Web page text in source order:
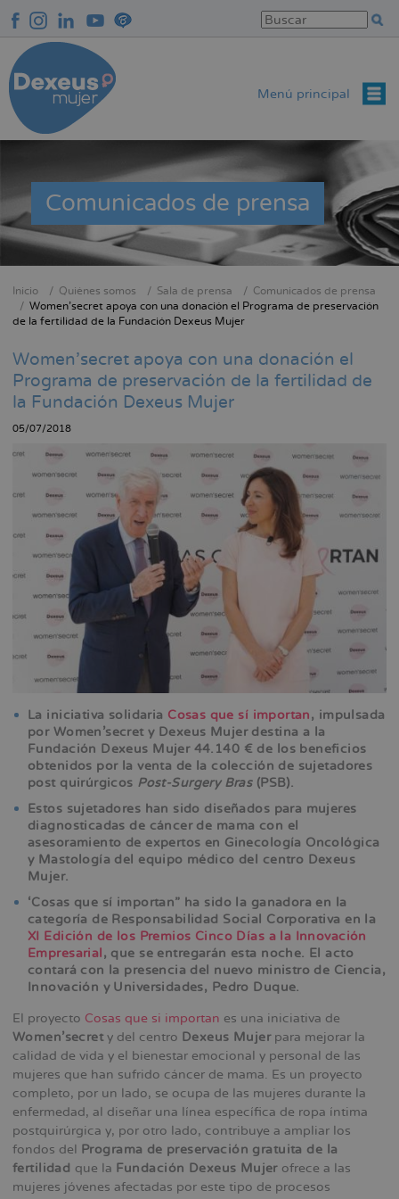
contenido
principal
Menú principal
Comunicados de prensa
Sobrescribir
enlaces
de
ayuda
a
navegación
Inicio Quiénes somos Sala de prensa
Comunicados de prensa
Women’secret apoya con una donación el Programa de preservación
de la fertilidad de la Fundación Dexeus Mujer
Women’secret apoya con una donación el
Programa de preservación de la fertilidad de
la Fundación Dexeus Mujer
05/07/2018
La iniciativa solidaria Cosas que sí importan, impulsada
por Women’secret y Dexeus Mujer destina a la
Fundación Dexeus Mujer 44.140 € de los beneficios
obtenidos por la venta de la colección de sujetadores
post quirúrgicos Post-Surgery Bras(PSB).
Estos sujetadores han sido diseñados para mujeres
diagnosticadas de cáncer de mama con el
asesoramiento de expertos en Ginecología Oncológica
y Mastología del equipo médico del centro Dexeus
Mujer.
‘Cosas que sí importan” ha sido la ganadora en la
categoría de Responsabilidad Social Corporativa en la
XI Edición de los Premios Cinco Días a la Innovación
Empresarial , que se entregarán esta noche. El acto
contará con la presencia del nuevo ministro de Ciencia,
Innovación y Universidades, Pedro Duque.
El proyecto Cosas que si importan es una iniciativa de
Women’secrety del centro Dexeus Mujerpara mejorar la
calidad de vida y el bienestar emocional y personal de las
mujeres que han sufrido cáncer de mama. Es un proyecto
completo, por un lado, se ocupa de las mujeres durante la
enfermedad, al diseñar una línea específica de ropa íntima
postquirúrgica y, por otro lado, contribuye a ampliar los
fondos del Programa de preservación gratuita de la
fertilidad que la Fundación Dexeus Mujer ofrece a las
mujeres jóvenes afectadas por este tipo de procesos